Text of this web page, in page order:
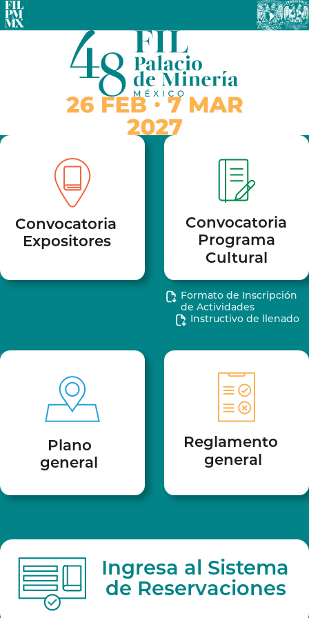
Convocatoria
Expositores
Convocatoria
Programa
Cultural
Formato de Inscripción
de Actividades
Instructivo de llenado
Plano
general
Reglamento
general
Ingresa al Sistema
de Reservaciones